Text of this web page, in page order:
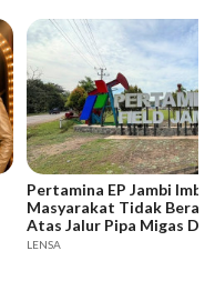
Pertamina EP Jambi
Masyarakat Tidak
Atas Jalur Pipa Migas
Keselamatan Bersama
LENSA